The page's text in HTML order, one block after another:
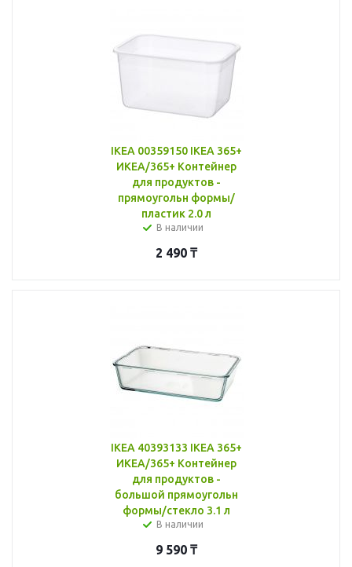
IKEA 00359150 IKEA 365+
ИКЕА/365+ Контейнер
для продуктов -
прямоугольн формы/
пластик 2.0 л
В наличии
2 490 ₸
IKEA 40393133 IKEA 365+
ИКЕА/365+ Контейнер
для продуктов -
большой прямоугольн
формы/стекло 3.1 л
В наличии
9 590 ₸